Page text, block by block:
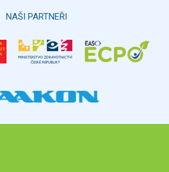
NAŠI PARTNEŘI